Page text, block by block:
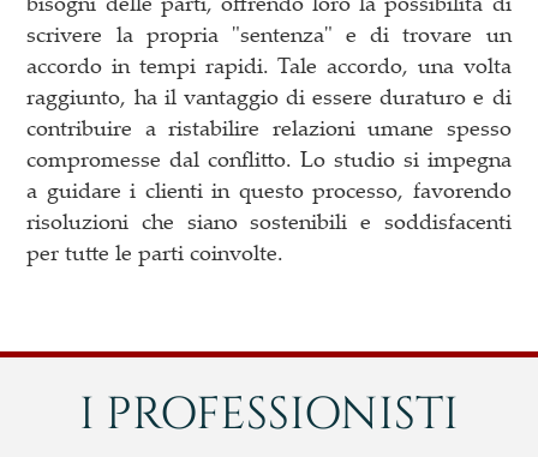
scrivere la propria "sentenza" e di trovare un
accordo in tempi rapidi. Tale accordo, una volta
raggiunto, ha il vantaggio di essere duraturo e di
contribuire a ristabilire relazioni umane spesso
compromesse dal conflitto. Lo studio si impegna
a guidare i clienti in questo processo, favorendo
risoluzioni che siano sostenibili e soddisfacenti
per tutte le parti coinvolte.
I PROFESSIONISTI